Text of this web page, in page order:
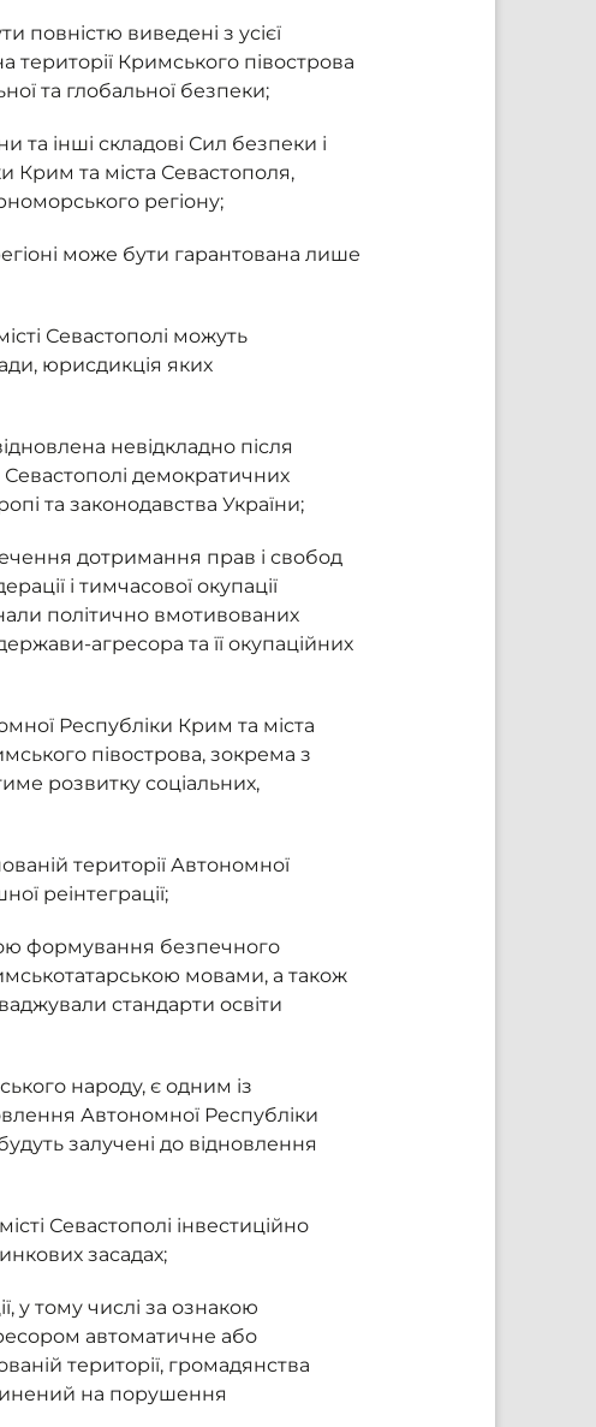
повністю виведені з усієї
території Кримського півострова
та глобальної безпеки;
інші складові Сил безпеки і
Крим та міста Севастополя,
регіону;
може бути гарантована лише
Севастополі можуть
юрисдикція яких
невідкладно після
демократичних
та законодавства України;
дотримання прав і свобод
і тимчасової окупації
політично вмотивованих
агресора та її окупаційних
Республіки Крим та міста
півострова, зокрема з
розвитку соціальних,
території Автономної
реінтеграції;
формування безпечного
мовами, а також
стандарти освіти
народу, є одним із
Автономної Республіки
залучені до відновлення
Севастополі інвестиційно
засадах;
у тому числі за ознакою
автоматичне або
території, громадянства
на порушення